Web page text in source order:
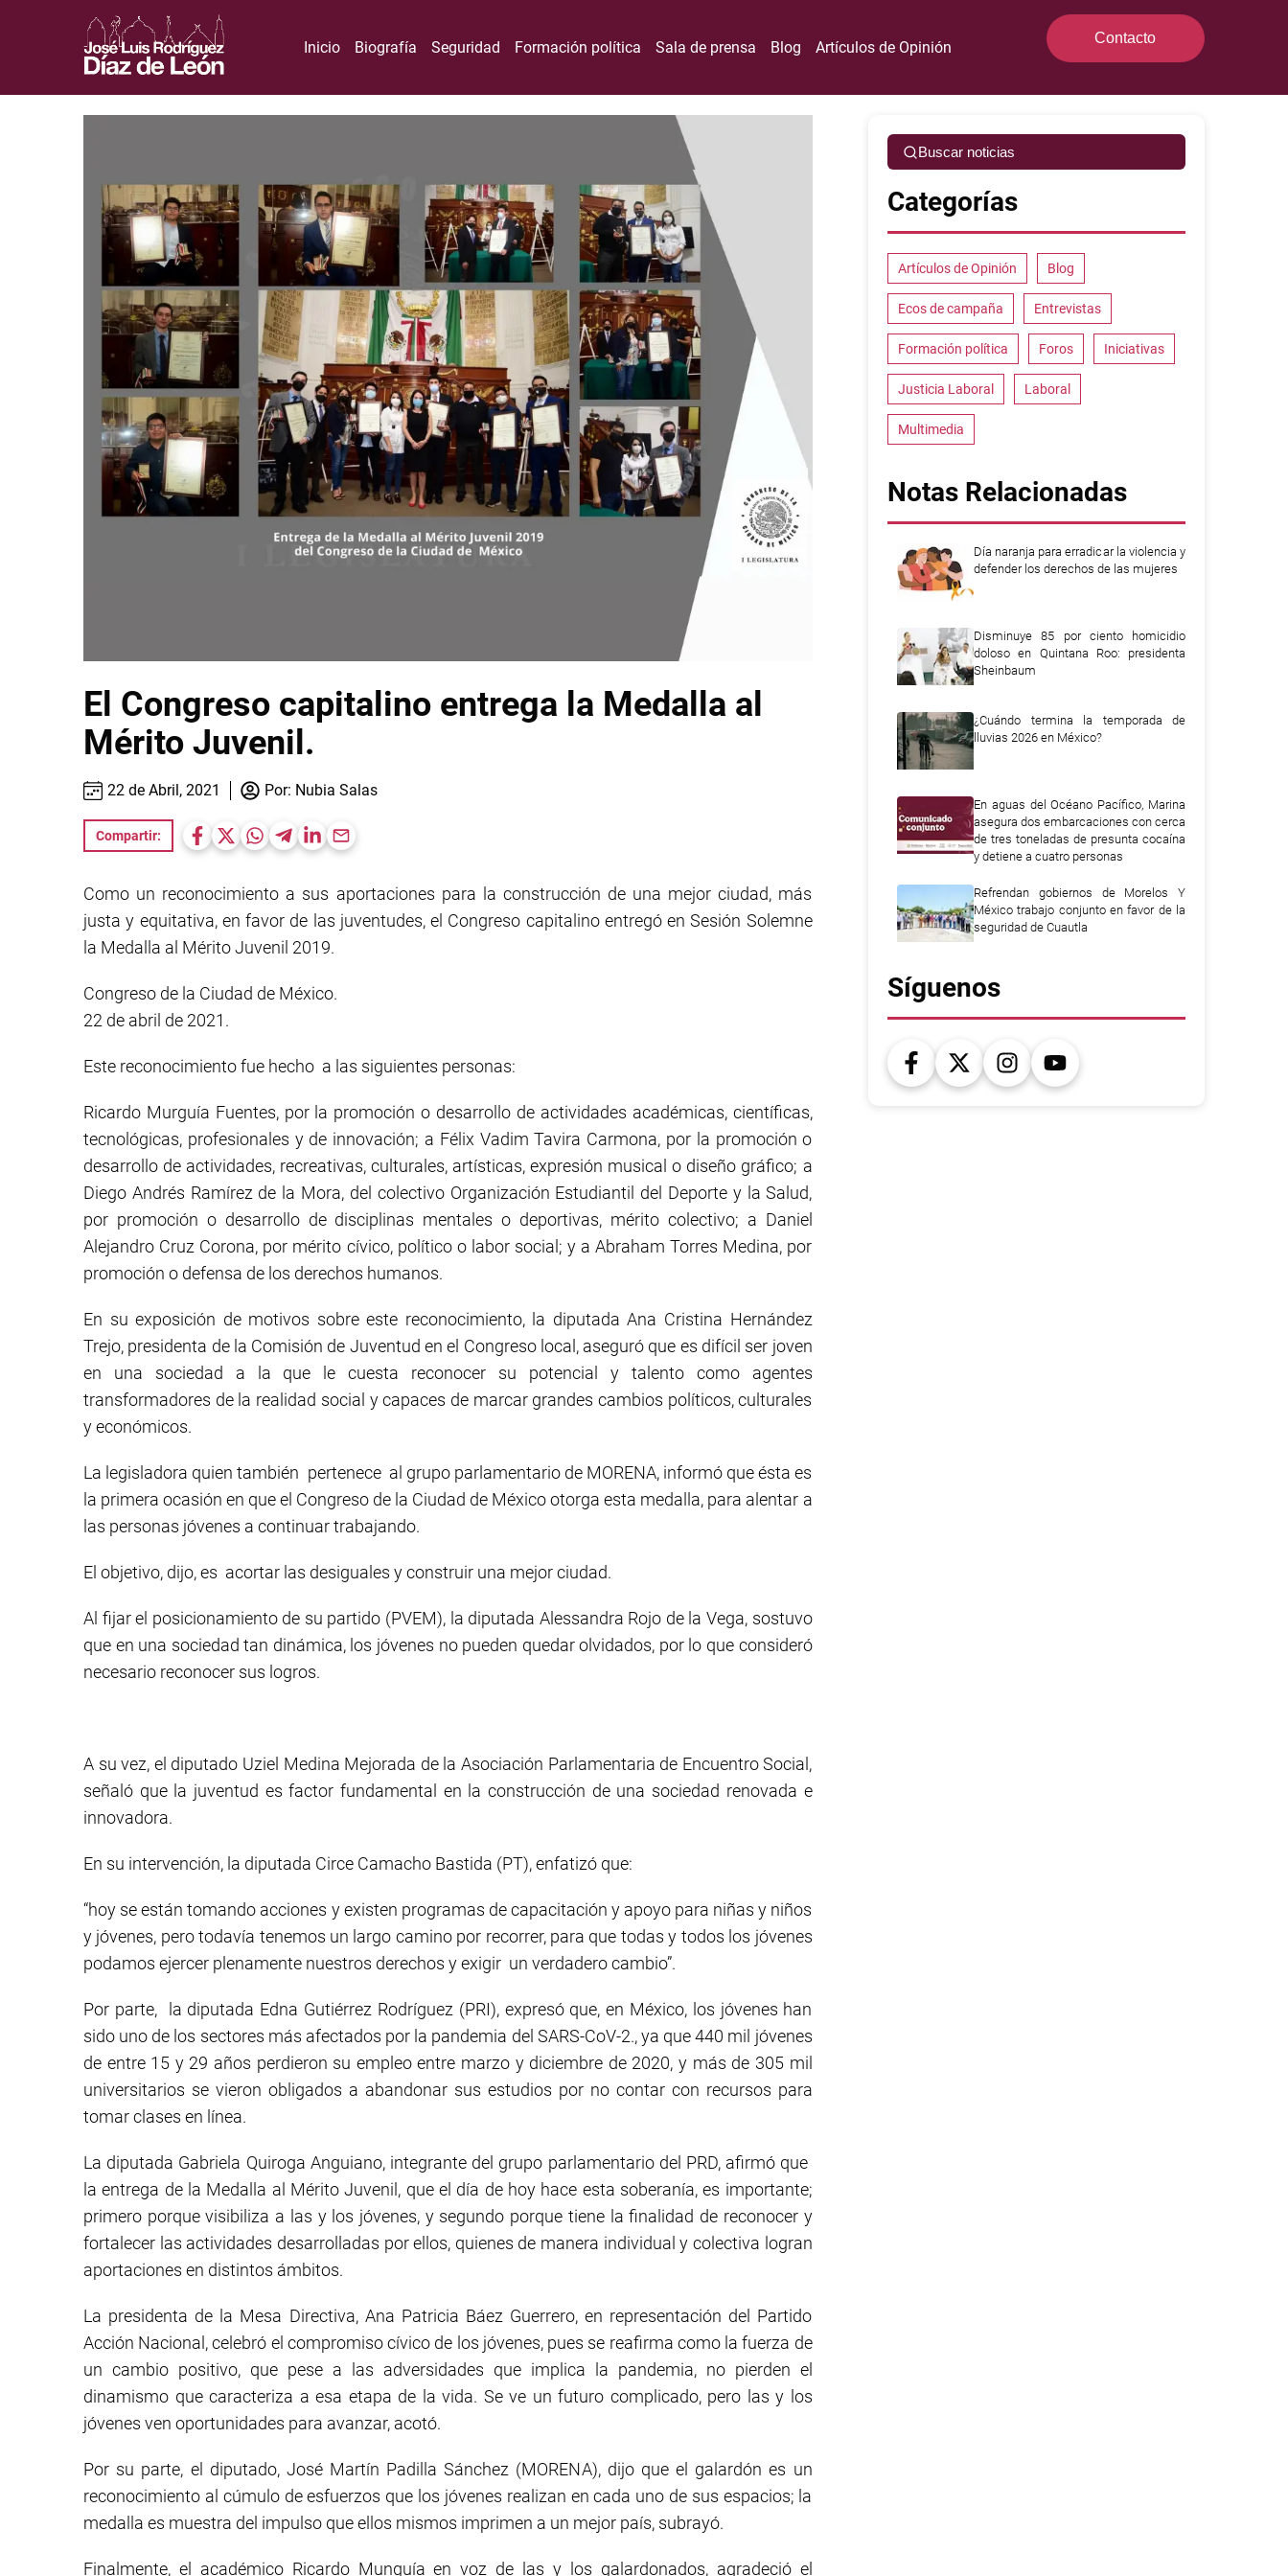
Inicio Biografía Seguridad Formación política Sala de prensa Blog Artículos de Opinión
Contacto
El Congreso capitalino entrega la Medalla al
Mérito Juvenil.
22 de Abril, 2021 Por: Nubia Salas
Compartir:
Como un reconocimiento a sus aportaciones para la construcción de una mejor ciudad, más
justa y equitativa, en favor de las juventudes, el Congreso capitalino entregó en Sesión Solemne
la Medalla al Mérito Juvenil 2019.
Congreso de la Ciudad de México.
22 de abril de 2021.
Este reconocimiento fue hecho a las siguientes personas:
Ricardo Murguía Fuentes, por la promoción o desarrollo de actividades académicas, científicas,
tecnológicas, profesionales y de innovación; a Félix Vadim Tavira Carmona, por la promoción o
desarrollo de actividades, recreativas, culturales, artísticas, expresión musical o diseño gráfico; a
Diego Andrés Ramírez de la Mora, del colectivo Organización Estudiantil del Deporte y la Salud,
por promoción o desarrollo de disciplinas mentales o deportivas, mérito colectivo; a Daniel
Alejandro Cruz Corona, por mérito cívico, político o labor social; y a Abraham Torres Medina, por
promoción o defensa de los derechos humanos.
En su exposición de motivos sobre este reconocimiento, la diputada Ana Cristina Hernández
Trejo, presidenta de la Comisión de Juventud en el Congreso local, aseguró que es difícil ser joven
en una sociedad a la que le cuesta reconocer su potencial y talento como agentes
transformadores de la realidad social y capaces de marcar grandes cambios políticos, culturales
y económicos.
La legisladora quien también pertenece al grupo parlamentario de MORENA, informó que ésta es
la primera ocasión en que el Congreso de la Ciudad de México otorga esta medalla, para alentar a
las personas jóvenes a continuar trabajando.
El objetivo, dijo, es acortar las desiguales y construir una mejor ciudad.
Al fijar el posicionamiento de su partido (PVEM), la diputada Alessandra Rojo de la Vega, sostuvo
que en una sociedad tan dinámica, los jóvenes no pueden quedar olvidados, por lo que consideró
necesario reconocer sus logros.
A su vez, el diputado Uziel Medina Mejorada de la Asociación Parlamentaria de Encuentro Social,
señaló que la juventud es factor fundamental en la construcción de una sociedad renovada e
innovadora.
En su intervención, la diputada Circe Camacho Bastida (PT), enfatizó que:
“hoy se están tomando acciones y existen programas de capacitación y apoyo para niñas y niños
y jóvenes, pero todavía tenemos un largo camino por recorrer, para que todas y todos los jóvenes
podamos ejercer plenamente nuestros derechos y exigir un verdadero cambio”.
Por parte, la diputada Edna Gutiérrez Rodríguez (PRI), expresó que, en México, los jóvenes han
sido uno de los sectores más afectados por la pandemia del SARS-CoV-2., ya que 440 mil jóvenes
de entre 15 y 29 años perdieron su empleo entre marzo y diciembre de 2020, y más de 305 mil
universitarios se vieron obligados a abandonar sus estudios por no contar con recursos para
tomar clases en línea.
La diputada Gabriela Quiroga Anguiano, integrante del grupo parlamentario del PRD, afirmó que
la entrega de la Medalla al Mérito Juvenil, que el día de hoy hace esta soberanía, es importante;
primero porque visibiliza a las y los jóvenes, y segundo porque tiene la finalidad de reconocer y
fortalecer las actividades desarrolladas por ellos, quienes de manera individual y colectiva logran
aportaciones en distintos ámbitos.
La presidenta de la Mesa Directiva, Ana Patricia Báez Guerrero, en representación del Partido
Acción Nacional, celebró el compromiso cívico de los jóvenes, pues se reafirma como la fuerza de
un cambio positivo, que pese a las adversidades que implica la pandemia, no pierden el
dinamismo que caracteriza a esa etapa de la vida. Se ve un futuro complicado, pero las y los
jóvenes ven oportunidades para avanzar, acotó.
Por su parte, el diputado, José Martín Padilla Sánchez (MORENA), dijo que el galardón es un
reconocimiento al cúmulo de esfuerzos que los jóvenes realizan en cada uno de sus espacios; la
medalla es muestra del impulso que ellos mismos imprimen a un mejor país, subrayó.
Finalmente, el académico Ricardo Munguía en voz de las y los galardonados, agradeció el
Buscar noticias
Categorías
Artículos de Opinión Blog
Ecos de campaña Entrevistas
Formación política Foros Iniciativas
Justicia Laboral Laboral
Multimedia
Notas Relacionadas
Día naranja para erradicar la violencia y
defender los derechos de las mujeres
Disminuye 85 por ciento homicidio
doloso en Quintana Roo: presidenta
Sheinbaum
¿Cuándo termina la temporada de
lluvias 2026 en México?
En aguas del Océano Pacífico, Marina
asegura dos embarcaciones con cerca
de tres toneladas de presunta cocaína
y detiene a cuatro personas
Refrendan gobiernos de Morelos Y
México trabajo conjunto en favor de la
seguridad de Cuautla
Síguenos